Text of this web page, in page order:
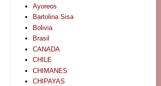
Ayoreos
Bartolina Sisa
Bolivia
Brasil
CANADA
CHILE
CHIMANES
CHIPAYAS